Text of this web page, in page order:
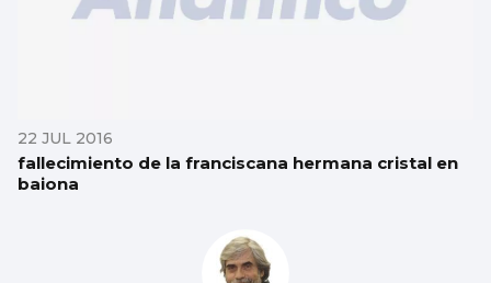
22 JUL 2016
fallecimiento de la franciscana hermana cristal en
baiona